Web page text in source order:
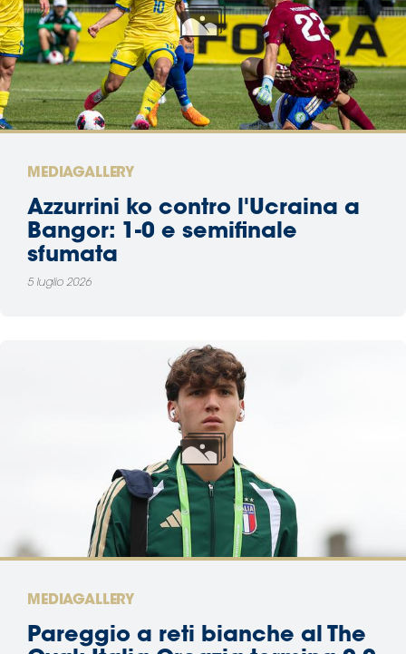
MEDIAGALLERY
Azzurrini ko contro l'Ucraina a
Bangor: 1-0 e semifinale
sfumata
5 luglio 2026
MEDIAGALLERY
Pareggio a reti bianche al The